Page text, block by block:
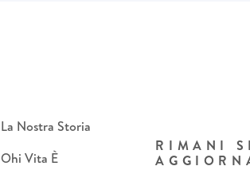
La Nostra Storia
Ohi Vita È
RIMANI